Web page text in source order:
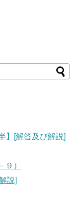
】[解答及び解説]
）
説]